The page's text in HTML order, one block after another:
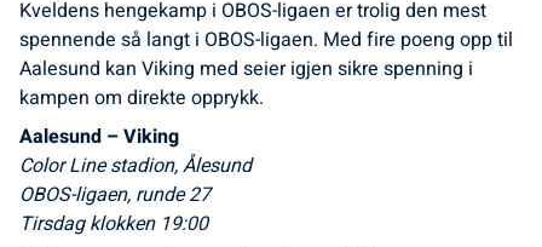
Kveldens hengekamp i OBOS-ligaen er trolig den mest
spennende så langt i OBOS-ligaen. Med fire poeng opp til
Aalesund kan Viking med seier igjen sikre spenning i
kampen om direkte opprykk.
Aalesund – Viking
Color Line stadion, Ålesund
OBOS-ligaen, runde 27
Tirsdag klokken 19:00